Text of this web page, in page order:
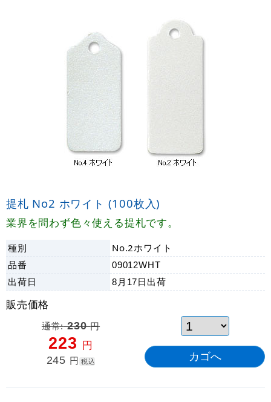
提札 No2 ホワイト (100枚入)
業界を問わず色々使える提札です。
種別
No.2ホワイト
品番
09012WHT
出荷日 8月17日 出荷
販売価格
通常:230円
223 円
245 円 税込